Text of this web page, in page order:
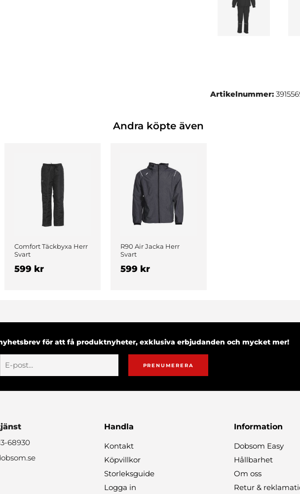
Artikelnummer:
Andra köpte även
Comfort Täckbyxa Herr
Svart
599 kr
R90 Air Jacka Herr
Svart
599 kr
för att få produktnyheter, exklusiva erbjudanden och mycket mer!
PRENUMERERA
68930
Handla
Kontakt
Köpvillkor
Storleksguide
Logga in
Information
Dobsom Easy
Hållbarhet
Om oss
Retur &